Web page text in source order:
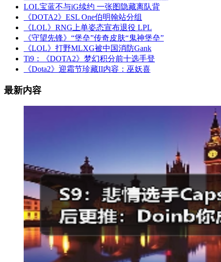
LOL宝蓝不与iG续约 一张图隐藏离队背
《DOTA2》ESL One伯明翰站分组
《LOL》RNG上单姿态宣布退役 LPL
《守望先锋》“堡垒”传奇皮肤“鬼神堡垒”
《LOL》打野MLXG被中国消防Gank
Ti9：《DOTA2》梦幻积分前十选手登
《Dota2》迎霜节珍藏II内容：巫妖喜
最新内容